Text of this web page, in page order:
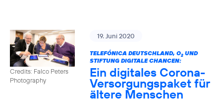
Credits: Falco Peters
Photography
19. Juni 2020
TELEFÓNICA DEUTSCHLAND, O2UND
STIFTUNG DIGITALE CHANCEN:
Ein digitales Corona-
Versorgungspaket für
ältere Menschen